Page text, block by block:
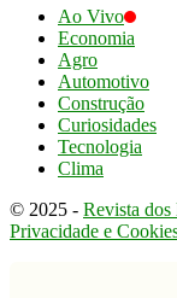
Ao Vivo
Economia
Agro
Automotivo
Construção
Curiosidades
Tecnologia
Clima
© 2025 - Revista
Privacidade e